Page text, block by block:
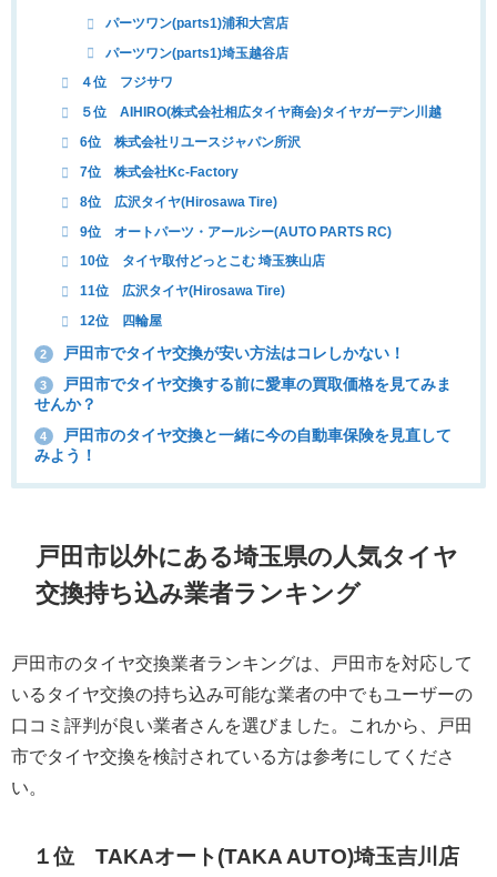
パーツワン(parts1)浦和大宮店
パーツワン(parts1)埼玉越谷店
４位 フジサワ
５位 AIHIRO(株式会社相広タイヤ商会)タイヤガーデン川越
6位 株式会社リユースジャパン所沢
7位 株式会社Kc-Factory
8位 広沢タイヤ(Hirosawa Tire)
9位 オートパーツ・アールシー(AUTO PARTS RC)
10位 タイヤ取付どっとこむ 埼玉狭山店
11位 広沢タイヤ(Hirosawa Tire)
12位 四輪屋
2 戸田市でタイヤ交換が安い方法はコレしかない！
3
戸田市でタイヤ交換する前に愛車の買取価格を見てみま
せんか？
4
戸田市のタイヤ交換と一緒に今の自動車保険を見直して
みよう！
戸田市以外にある埼玉県の人気タイヤ
交換持ち込み業者ランキング
戸田市のタイヤ交換業者ランキングは、戸田市を対応して
いるタイヤ交換の持ち込み可能な業者の中でもユーザーの
口コミ評判が良い業者さんを選びました。これから、戸田
市でタイヤ交換を検討されている方は参考にしてくださ
い。
１位 TAKAオート(TAKA AUTO)埼玉吉川店